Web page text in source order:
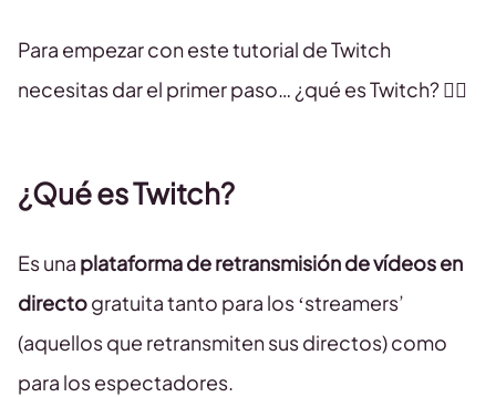
Para empezar con este tutorial de Twitch
necesitas dar el primer paso… ¿qué es Twitch? 👇🏻
¿Qué es Twitch?
Es una plataforma de retransmisión de vídeos en
directogratuita tanto para los ‘streamers’
(aquellos que retransmiten sus directos) como
para los espectadores.